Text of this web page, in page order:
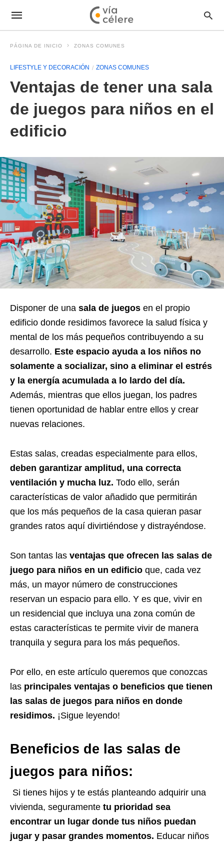
PÁGINA DE INICIO ZONAS COMUNES
LIFESTYLE Y DECORACIÓN ZONAS COMUNES
Ventajas de tener una sala
de juegos para niños en el
edificio
Disponer de una sala de juegos en el propio
edificio donde residimos favorece la salud física y
mental de los más pequeños contribuyendo a su
desarrollo. Este espacio ayuda a los niños no
solamente a socializar, sino a eliminar el estrés
y la energía acumulada a lo lardo del día.
Además, mientras que ellos juegan, los padres
tienen oportunidad de hablar entre ellos y crear
nuevas relaciones.
Estas salas, creadas especialmente para ellos,
deben garantizar amplitud, una correcta
ventilación y mucha luz. Todo ello, serán
características de valor añadido que permitirán
que los más pequeños de la casa quieran pasar
grandes ratos aquí divirtiéndose y distrayéndose.
Son tantas las ventajas que ofrecen las salas de
juego para niños en un edificio que, cada vez
más, un mayor número de construcciones
reservan un espacio para ello. Y es que, vivir en
un residencial que incluya una zona común de
estas características te permite vivir de manera
tranquila y segura para los más pequeños.
Por ello, en este artículo queremos que conozcas
las principales ventajas o beneficios que tienen
las salas de juegos para niños en donde
residimos. ¡Sigue leyendo!
Beneficios de las salas de
juegos para niños:
Si tienes hijos y te estás planteando adquirir una
vivienda, seguramente tu prioridad sea
encontrar un lugar donde tus niños puedan
jugar y pasar grandes momentos. Educar niños